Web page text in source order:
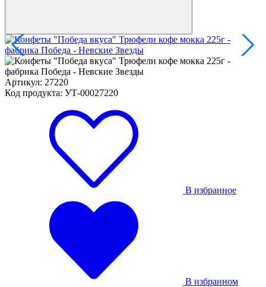
Артикул: 27220
Код продукта: УТ-00027220
В избранное
В избранном